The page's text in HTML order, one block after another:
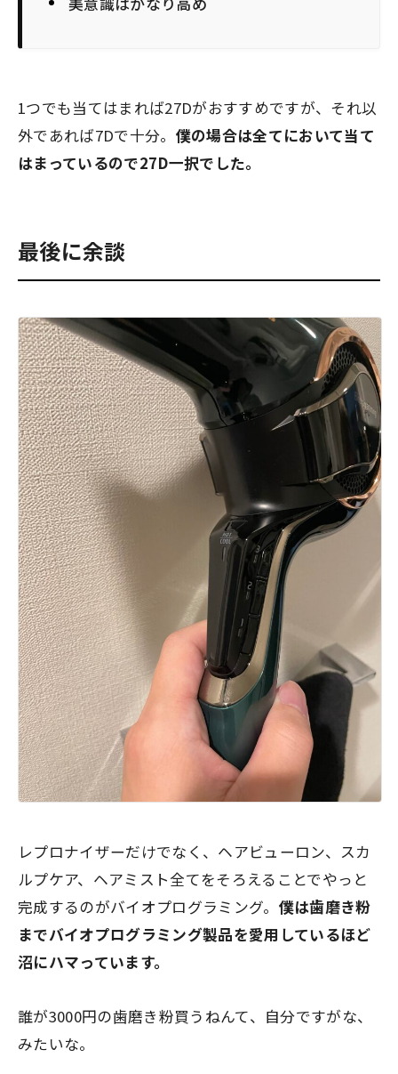
1つでも当てはまれば27Dがおすすめですが、それ以
外であれば7Dで十分。 僕の場合は全てにおいて当て
はまっているので27D一択でした。
最後に余談
レプロナイザーだけでなく、ヘアビューロン、スカ
ルプケア、ヘアミスト全てをそろえることでやっと
完成するのがバイオプログラミング。 僕は歯磨き粉
までバイオプログラミング製品を愛用しているほど
沼にハマっています。
誰が3000円の歯磨き粉買うねんて、自分ですがな、
みたいな。